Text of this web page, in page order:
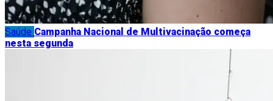
Saúde Campanha Nacional de Multivacinação começa
nesta segunda